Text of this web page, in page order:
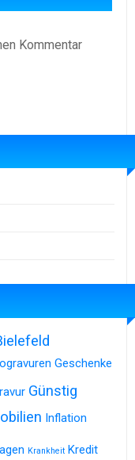
Kommentar
Geschenke
Günstig
Inflation
Krankheit Kredit